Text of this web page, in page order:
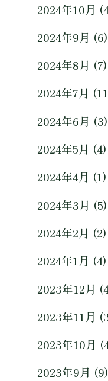
2024年10月
2024年9月 (6)
2024年8月 (7)
2024年7月
2024年6月 (3)
2024年5月 (4)
2024年4月 (1)
2024年3月 (5)
2024年2月 (2)
2024年1月 (4)
2023年12月
2023年11月
2023年10月
2023年9月 (9)